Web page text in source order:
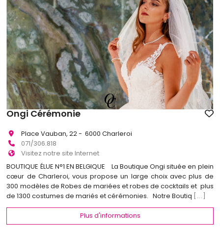
Ongi Cérémonie
Place Vauban, 22 - 6000 Charleroi
071/306.818
Visitez notre site Internet
BOUTIQUE ÉLUE N°1 EN BELGIQUE La Boutique Ongi située en plein
cœur de Charleroi, vous propose un large choix avec plus de
300 modèles de Robes de mariées et robes de cocktails et plus
de 1300 costumes de mariés et cérémonies. Notre Boutiq [...]
Plus d'informations